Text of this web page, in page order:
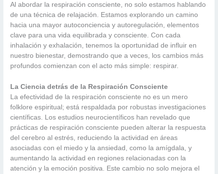
Al abordar la respiración consciente, no solo estamos hablando
de una técnica de relajación. Estamos explorando un camino
hacia una mayor autoconciencia y autoregulación, elementos
clave para una vida equilibrada y consciente. Con cada
inhalación y exhalación, tenemos la oportunidad de influir en
nuestro bienestar, demostrando que a veces, los cambios más
profundos comienzan con el acto más simple: respirar.
La Ciencia detrás de la Respiración Consciente
La efectividad de la respiración consciente no es un mero
folklore espiritual; está respaldada por robustas investigaciones
científicas. Los estudios neurocientíficos han revelado que
prácticas de respiración consciente pueden alterar la respuesta
del cerebro al estrés, reduciendo la actividad en áreas
asociadas con el miedo y la ansiedad, como la amígdala, y
aumentando la actividad en regiones relacionadas con la
atención y la emoción positiva. Este cambio no solo mejora el